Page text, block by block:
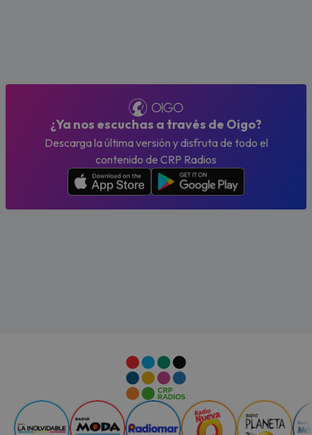
¿Ya nos escuchas a través de Oigo?
Descarga la última versión y disfruta de todo el
contenido de CRP Radios